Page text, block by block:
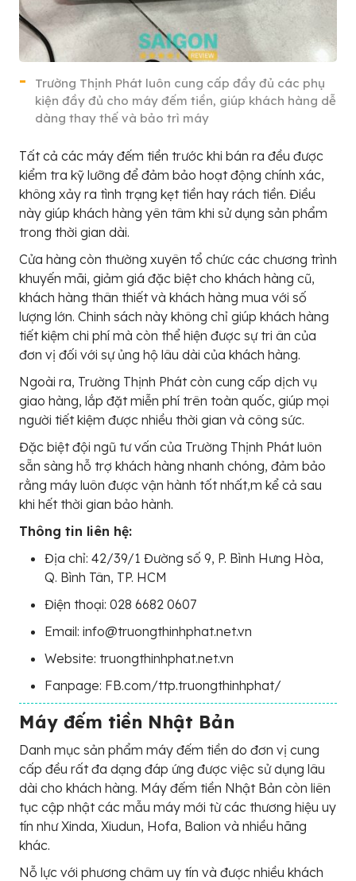
Trường Thịnh Phát luôn cung cấp đầy đủ các phụ
kiện đầy đủ cho máy đếm tiền, giúp khách hàng dễ
dàng thay thế và bảo trì máy
Tất cả các máy đếm tiền trước khi bán ra đều được
kiểm tra kỹ lưỡng để đảm bảo hoạt động chính xác,
không xảy ra tình trạng kẹt tiền hay rách tiền. Điều
này giúp khách hàng yên tâm khi sử dụng sản phẩm
trong thời gian dài.
Cửa hàng còn thường xuyên tổ chức các chương trình
khuyến mãi, giảm giá đặc biệt cho khách hàng cũ,
khách hàng thân thiết và khách hàng mua với số
lượng lớn. Chinh sách này không chỉ giúp khách hàng
tiết kiệm chi phí mà còn thể hiện được sự tri ân của
đơn vị đối với sự ủng hộ lâu dài của khách hàng.
Ngoài ra, Trường Thịnh Phát còn cung cấp dịch vụ
giao hàng, lắp đặt miễn phí trên toàn quốc, giúp mọi
người tiết kiệm được nhiều thời gian và công sức.
Đặc biệt đội ngũ tư vấn của Trường Thịnh Phát luôn
sẵn sàng hỗ trợ khách hàng nhanh chóng, đảm bảo
rằng máy luôn được vận hành tốt nhất,m kể cả sau
khi hết thời gian bảo hành.
Thông tin liên hệ:
Địa chỉ: 42/39/1 Đường số 9, P. Bình Hưng Hòa,
Q. Bình Tân, TP. HCM
Điện thoại: 028 6682 0607
Email: info@truongthinhphat.net.vn
Website: truongthinhphat.net.vn
Fanpage: FB.com/ttp.truongthinhphat/
Máy đếm tiền Nhật Bản
Danh mục sản phẩm máy đếm tiền do đơn vị cung
cấp đều rất đa dạng đáp ứng được việc sử dụng lâu
dài cho khách hàng. Máy đếm tiền Nhật Bản còn liên
tục cập nhật các mẫu máy mới từ các thương hiệu uy
tín như Xinda, Xiudun, Hofa, Balion và nhiều hãng
khác.
Nỗ lực với phương châm uy tín và được nhiều khách